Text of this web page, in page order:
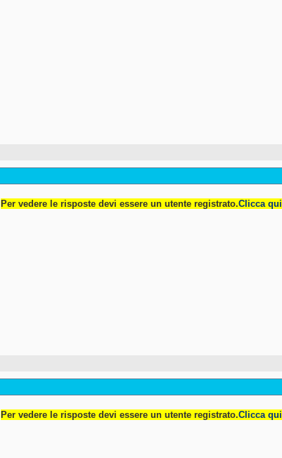
Per vedere le risposte devi essere un utente registrato.Clicca qui
Per vedere le risposte devi essere un utente registrato.Clicca qui